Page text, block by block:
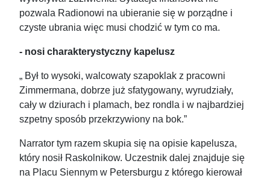
pozwala Radionowi na ubieranie się w porządne i
czyste ubrania więc musi chodzić w tym co ma.
- nosi charakterystyczny kapelusz
„ Był to wysoki, walcowaty szapoklak z pracowni
Zimmermana, dobrze już sfatygowany, wyrudziały,
cały w dziurach i plamach, bez rondla i w najbardziej
szpetny sposób przekrzywiony na bok.”
Narrator tym razem skupia się na opisie kapelusza,
który nosił Raskolnikow. Uczestnik dalej znajduje się
na Placu Siennym w Petersburgu z którego kierował